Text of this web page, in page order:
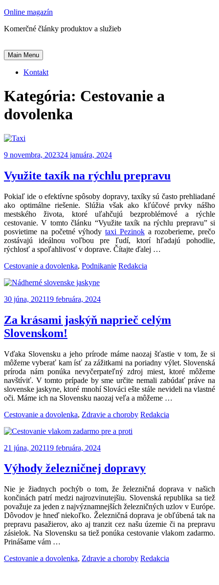
Skip
content
Online magazín
Komerčné články produktov a služieb
Main Menu
Kontakt
Kategória: Cestovanie a
dovolenka
9 novembra, 202324 januára, 2024
Využite taxík na rýchlu prepravu
Pokiaľ ide o efektívne spôsoby dopravy, taxíky sú často prehliadané
ako optimálne riešenie. Slúžia však ako kľúčové prvky nášho
mestského života, ktoré uľahčujú bezproblémové a rýchle
cestovanie. V tomto článku “Využite taxík na rýchlu prepravu” si
posvietime na početné výhody taxi Pezinoka rozoberieme, prečo
zostávajú ideálnou voľbou pre ľudí, ktorí hľadajú pohodlie,
rýchlosť a spoľahlivosť v doprave. Čítajte ďalej …
Categories:
Cestovanie a dovolenka, Podnikanie Author:
Redakcia
30 júna, 202119 februára, 2024
Za krásami jaskýň naprieč celým
Slovenskom!
Vďaka Slovensku a jeho prírode máme naozaj šťastie v tom, že si
môžeme vyberať kam ísť za zážitkami na poriadny výlet. Slovenská
príroda nám ponúka nevyčerpateľný zdroj miest, ktoré môžeme
navštíviť. V tomto prípade by sme určite nemali zabúdať práve na
slovenske jaskyne, ktoré mnohí Slováci ešte stále nevideli na vlastné
oči. Máme ich na Slovensku naozaj veľa a môžeme …
Categories:
Cestovanie a dovolenka, Zdravie a choroby Author:
Redakcia
21 júna, 202119 februára, 2024
Výhody železničnej dopravy
Nie je žiadnych pochýb o tom, že železničná doprava v našich
končinách patrí medzi najrozvinutejšiu. Slovenská republika sa tiež
považuje za jeden z najvýznamnejších železničných uzlov v Európe.
Dôvodov je hneď niekoľko. Železničná doprava je obľúbená tak na
prepravu pasažierov, ako aj tranzit cez našu územie či na prepravu
zásielok. Na Slovensku sa tiež ponúka cestovanie vlakom zadarmo.
Prinášame vám …
Categories:
Cestovanie a dovolenka, Zdravie a choroby Author:
Redakcia